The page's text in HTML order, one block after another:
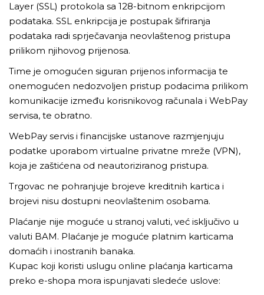
Layer (SSL) protokola sa 128-bitnom enkripcijom
podataka. SSL enkripcija je postupak šifriranja
podataka radi sprječavanja neovlaštenog pristupa
prilikom njihovog prijenosa.
Time je omogućen siguran prijenos informacija te
onemogućen nedozvoljen pristup podacima prilikom
komunikacije između korisnikovog računala i WebPay
servisa, te obratno.
WebPay servis i financijske ustanove razmjenjuju
podatke uporabom virtualne privatne mreže (VPN),
koja je zaštićena od neautoriziranog pristupa.
Trgovac ne pohranjuje brojeve kreditnih kartica i
brojevi nisu dostupni neovlaštenim osobama.
Plaćanje nije moguće u stranoj valuti, već isključivo u
valuti BAM. Plaćanje je moguće platnim karticama
domaćih i inostranih banaka.
Kupac koji koristi uslugu online plaćanja karticama
preko e-shopa mora ispunjavati sledeće uslove: